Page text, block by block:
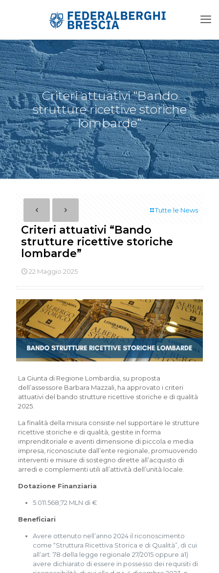
Criteri attuativi “Bando
strutture ricettive storiche
lombarde”
Tutte le News
Criteri attuativi “Bando
strutture ricettive storiche
lombarde”
22 Maggio 2025
La Giunta di Regione Lombardia, su proposta
dell’assessore Barbara Mazzali, ha approvato i criteri
attuativi del bando strutture ricettive storiche e di qualità
2025.
La finalità della misura consiste nel supportare le strutture
ricettive storiche e di qualità, gestite in forma
imprenditoriale e aventi dimensione di piccola e media
impresa, riconosciute dall’ente regionale, promuovendo
interventi e misure di sostegno dirette all’acquisto di
arredi e complementi utili all’attività dell’unità locale.
Dotazione Finanziaria
5.011.568,72 MLN di €
Beneficiari
Avere ottenuto nell’anno 2024 il riconoscimento
come “Struttura Ricettiva Storica e di Qualità”, di cui
all’art. 78 della legge regionale 27/2015 oppure a1)
avere dichiarato di essere in possesso dei requisiti di